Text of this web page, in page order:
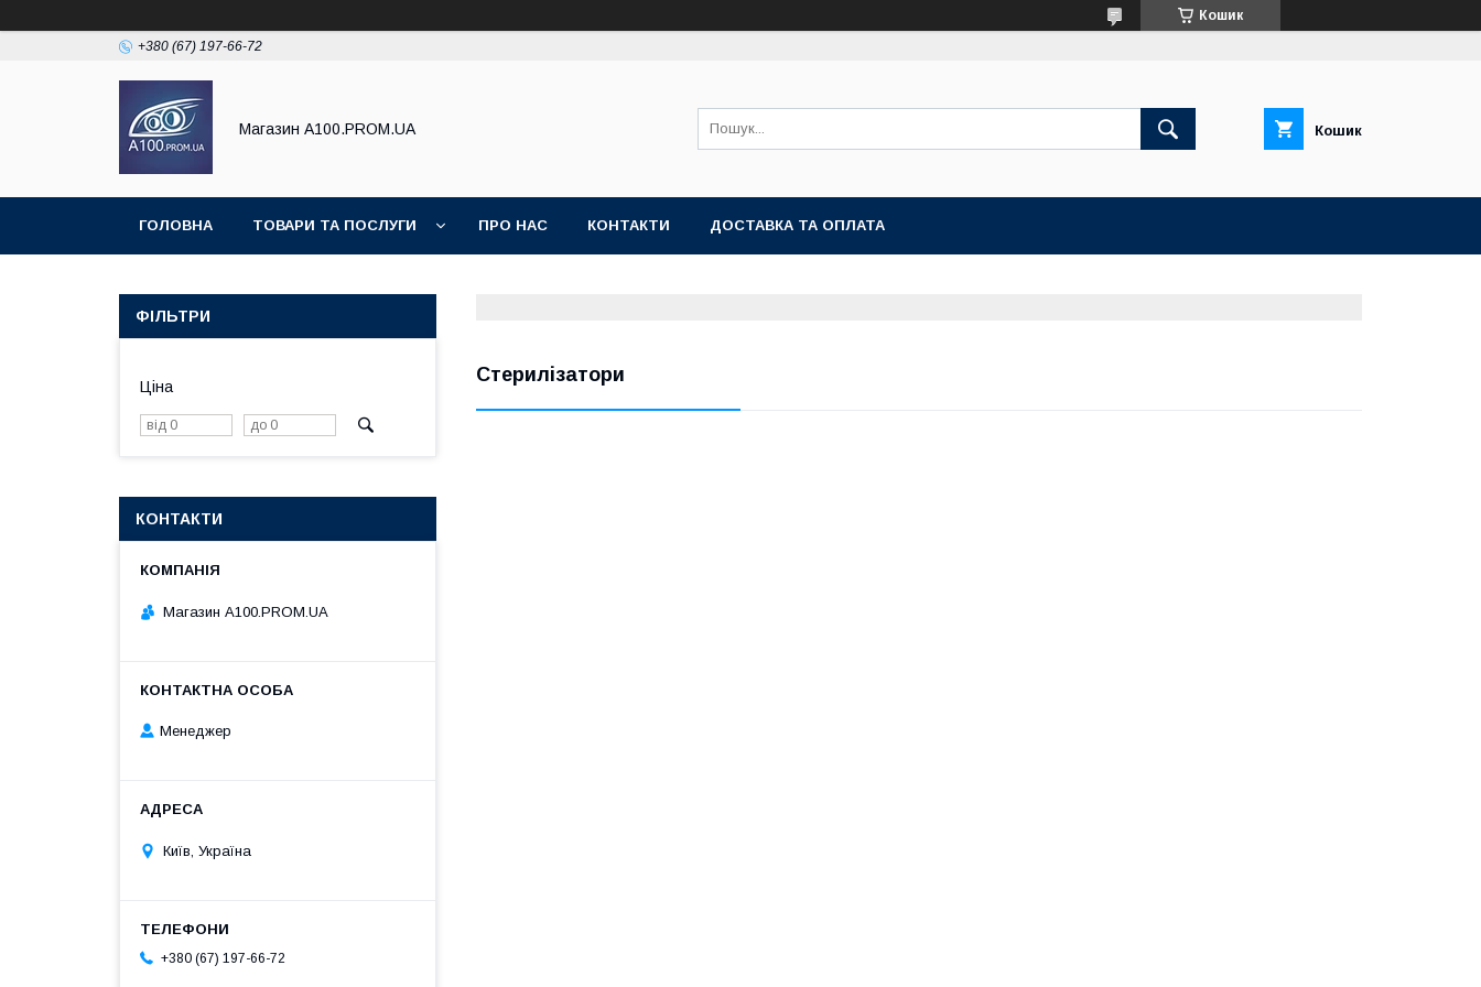
Кошик
+380 (67) 197-66-72
Магазин A100.PROM.UA Кошик
ГОЛОВНА ТОВАРИ ТА ПОСЛУГИ ПРО НАС КОНТАКТИ ДОСТАВКА ТА ОПЛАТА
Стерилізатори
ФІЛЬТРИ
Ціна
КОНТАКТИ
Магазин A100.PROM.UA
Менеджер
Київ, Україна
+380 (67) 197-66-72